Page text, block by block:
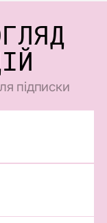
підписки